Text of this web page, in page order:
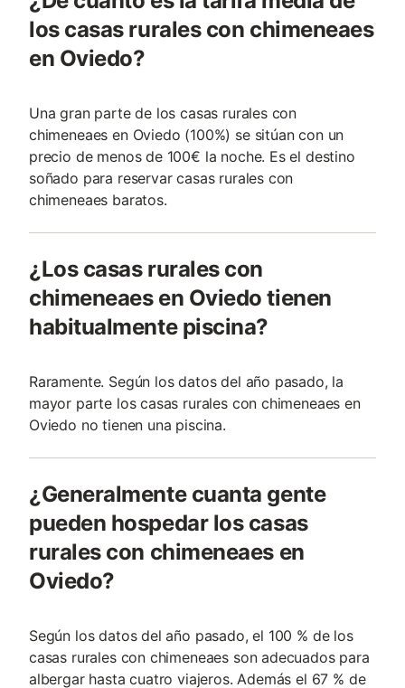
los casas rurales con chimeneaes
en Oviedo?
Una gran parte de los casas rurales con
chimeneaes en Oviedo (100%) se sitúan con un
precio de menos de 100€ la noche. Es el destino
soñado para reservar casas rurales con
chimeneaes baratos.
¿Los casas rurales con
chimeneaes en Oviedo tienen
habitualmente piscina?
Raramente. Según los datos del año pasado, la
mayor parte los casas rurales con chimeneaes en
Oviedo no tienen una piscina.
¿Generalmente cuanta gente
pueden hospedar los casas
rurales con chimeneaes en
Oviedo?
Según los datos del año pasado, el 100 % de los
casas rurales con chimeneaes son adecuados para
albergar hasta cuatro viajeros. Además el 67 % de